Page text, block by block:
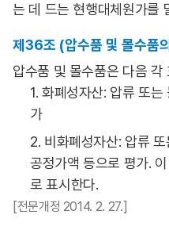
는 데 드는 현행대체원가를
제36조 (압수품 및 몰수품
압수품 및 몰수품은 다음
1. 화폐성자산: 압류 또
가
2. 비화폐성자산: 압류
공정가액 등으로 평가.
로 표시한다.
[전문개정 2014. 2. 27.]